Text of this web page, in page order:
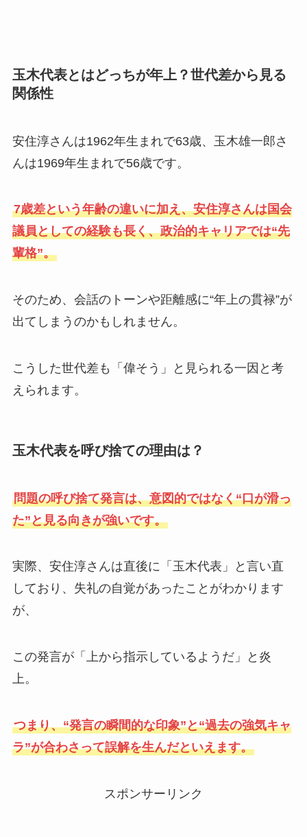
玉木代表とはどっちが年上？世代差から見る
関係性
安住淳さんは1962年生まれで63歳、玉木雄一郎さ
んは1969年生まれで56歳です。
7歳差という年齢の違いに加え、安住淳さんは国会
議員としての経験も長く、政治的キャリアでは“先
輩格”。
そのため、会話のトーンや距離感に“年上の貫禄”が
出てしまうのかもしれません。
こうした世代差も「偉そう」と見られる一因と考
えられます。
玉木代表を呼び捨ての理由は？
問題の呼び捨て発言は、意図的ではなく“口が滑っ
た”と見る向きが強いです。
実際、安住淳さんは直後に「玉木代表」と言い直
しており、失礼の自覚があったことがわかります
が、
この発言が「上から指示しているようだ」と炎
上。
つまり、“発言の瞬間的な印象”と“過去の強気キャ
ラ”が合わさって誤解を生んだといえます。
スポンサーリンク